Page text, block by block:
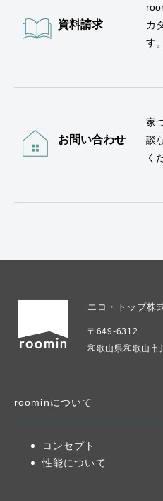
資料請求
カ
す。
お問い合わせ
家
談
く
エコ・トップ株
〒649-6312
和歌山県和歌山市
roominについて
コンセプト
性能について